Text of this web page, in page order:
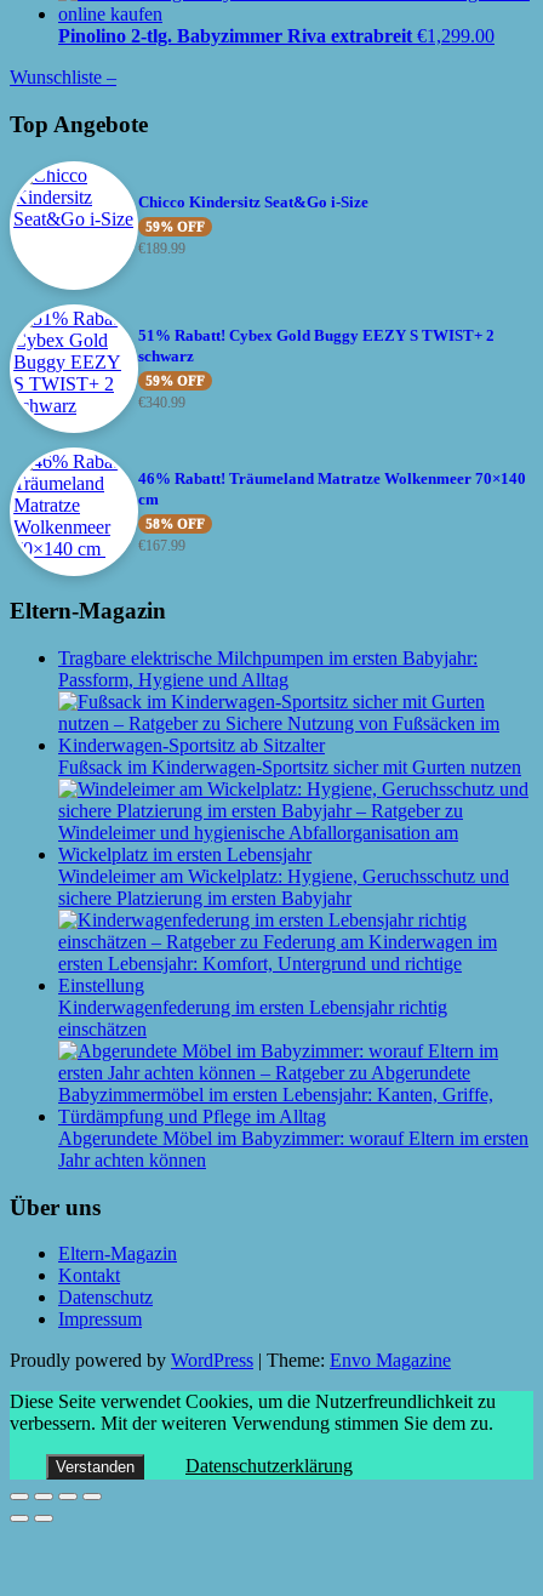
Pinolino 2-tlg. Babyzimmer Riva extrabreit €1,299.00
Wunschliste –
Top Angebote
Chicco Kindersitz Seat&Go i-Size
59% OFF
€189.99
51% Rabatt! Cybex Gold Buggy EEZY S TWIST+ 2
schwarz
59% OFF
€340.99
46% Rabatt! Träumeland Matratze Wolkenmeer 70×140
cm
58% OFF
€167.99
Eltern-Magazin
Tragbare elektrische Milchpumpen im ersten Babyjahr:
Passform, Hygiene und Alltag
Fußsack im Kinderwagen-Sportsitz sicher mit Gurten nutzen
Windeleimer am Wickelplatz: Hygiene, Geruchsschutz und
sichere Platzierung im ersten Babyjahr
Kinderwagenfederung im ersten Lebensjahr richtig
einschätzen
Abgerundete Möbel im Babyzimmer: worauf Eltern im ersten
Jahr achten können
Über uns
Eltern-Magazin
Kontakt
Datenschutz
Impressum
Proudly powered by WordPress Theme: Envo Magazine
Diese Seite verwendet Cookies, um die Nutzerfreundlichkeit zu
verbessern. Mit der weiteren Verwendung stimmen Sie dem zu.
Verstanden Datenschutzerklärung